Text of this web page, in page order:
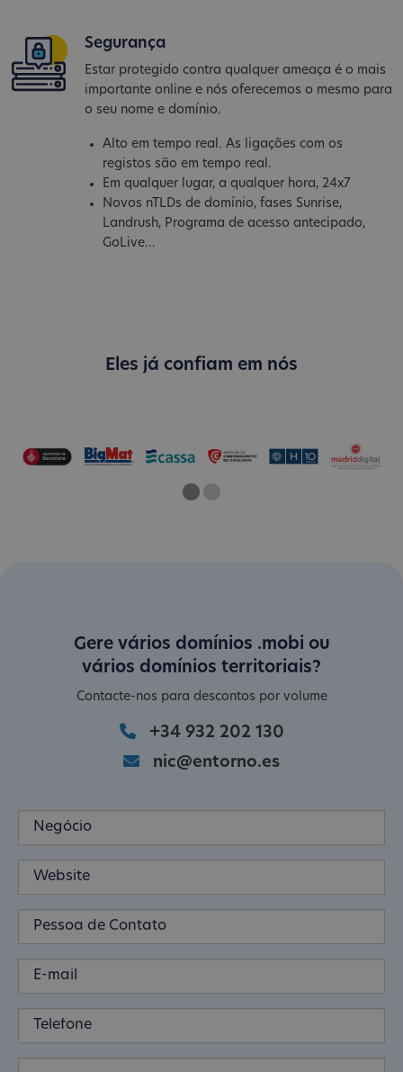
Segurança
Estar protegido contra qualquer ameaça é o mais
importante online e nós oferecemos o mesmo para
o seu nome e domínio.
Alto em tempo real. As ligações com os
registos são em tempo real.
Em qualquer lugar, a qualquer hora, 24x7
Novos nTLDs de domínio, fases Sunrise,
Landrush, Programa de acesso antecipado,
GoLive...
Eles já confiam em nós
OneTwo
Current Slide
Gere vários domínios .mobi ou
vários domínios territoriais?
Contacte-nos para descontos por volume
+34 932 202 130
nic@entorno.es